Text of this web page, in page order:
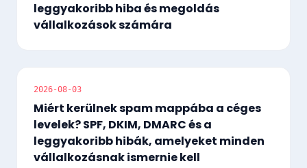
leggyakoribb hiba és megoldás
vállalkozások számára
2026-08-03
Miért kerülnek spam mappába a céges
levelek? SPF, DKIM, DMARC és a
leggyakoribb hibák, amelyeket minden
vállalkozásnak ismernie kell